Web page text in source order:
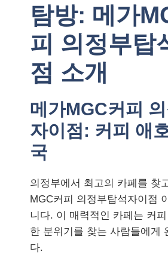
탐방: 메가
피 의정부탑
점 소개
메가MGC커피
자이점: 커피 애
국
의정부에서 최고의 카페를 찾
MGC커피 의정부탑석자이점
니다. 이 매력적인 카페는 커
한 분위기를 찾는 사람들에게
다.